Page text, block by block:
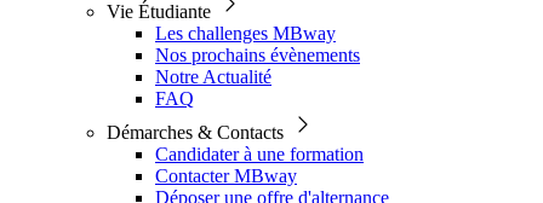
Vie Étudiante
Les challenges MBway
Nos prochains évènements
Notre Actualité
FAQ
Démarches & Contacts
Candidater à une formation
Contacter MBway
Déposer une offre d'alternance